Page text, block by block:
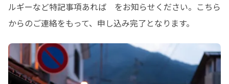
ルギーなど特記事項あれば　をお知らせください。こちら
からのご連絡をもって、申し込み完了となります。